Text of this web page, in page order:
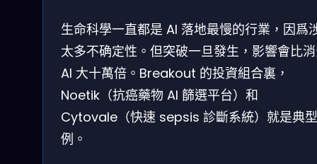
生命科學一直都是 AI 落地最慢的行業，因爲
太多不确定性。但突破一旦發生，影響會比
AI 大十萬倍。Breakout 的投資組合裏，
Noetik（抗癌藥物 AI 篩選平台）和
Cytovale（快速 sepsis 診斷系統）就是典
例。